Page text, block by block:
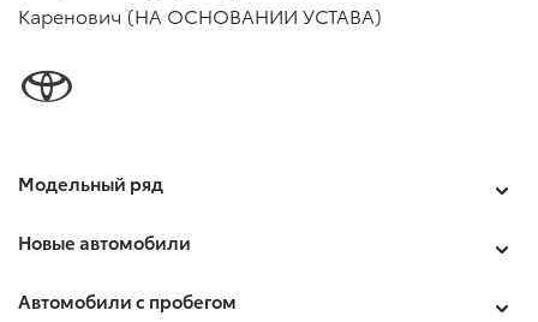
Каренович (НА ОСНОВАНИИ УСТАВА)
Модельный ряд
Новые автомобили
Автомобили с пробегом